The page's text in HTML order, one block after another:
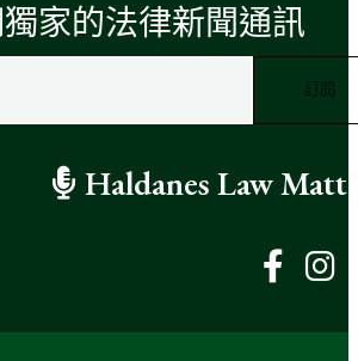
家的法律新聞通訊
Haldanes Law